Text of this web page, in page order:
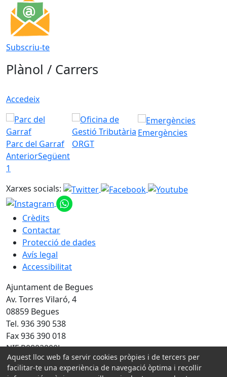
Subscriu-te
Plànol / Carrers
Accedeix
Parc del Garraf ORGT
Emergències
AnteriorSegüent
1
Xarxes socials:
Crèdits
Contactar
Protecció de dades
Avís legal
Accessibilitat
Ajuntament de Begues
Av. Torres Vilaró, 4
08859 Begues
Tel. 936 390 538
Fax 936 390 018
NIF P0802000J
Amb la col·laboració de:
Aquest lloc web fa servir cookies pròpies i de tercers per
facilitar-te una experiència de navegació òptima i recollir